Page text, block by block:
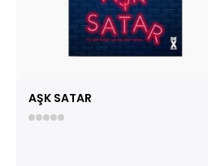
AŞK SATAR